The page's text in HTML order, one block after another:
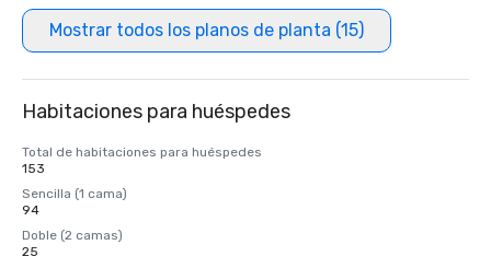
Mostrar todos los planos de planta (15)
Habitaciones para huéspedes
Total de habitaciones para huéspedes
153
Sencilla (1 cama)
94
Doble (2 camas)
25